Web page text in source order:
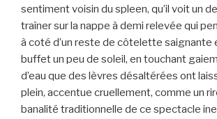
sentiment voisin du spleen, qu’il voit un
traîner sur la nappe à demi relevée qui
à coté d’un reste de côtelette saignante
buffet un peu de soleil, en touchant
d’eau que des lèvres désaltérées ont
plein, accentue cruellement, comme un
banalité traditionnelle de ce spectacle